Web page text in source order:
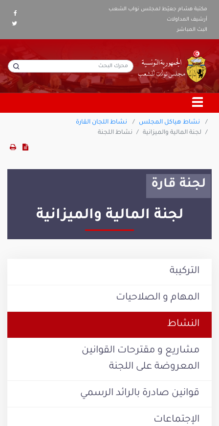
مكتبة هشام جعيّط لمجلس نواب الشعب
أرشيف المداولات
البث المباشر
نشاط هياكل المجلس
نشاط اللجان القارة
لجنة المالية والميزانية
نشاط اللجنة
لجنة قارة
لجنة المالية والميزانية
التركيبة
المهام و الصلاحيات
النشاط
مشاريع و مقترحات القوانين
المعروضة على اللجنة
قوانين صادرة بالرائد الرسمي
الإجتماعات